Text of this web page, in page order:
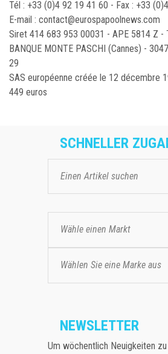
Tél : +33 (0)4 92 19 41 60 - Fax : +33
E-mail : contact@eurospapoolnews.com
Siret 414 683 953 00031 - APE 5814 Z -
BANQUE MONTE PASCHI (Cannes) -
29
SAS européenne créée le 12 décembre
449 euros
SCHNELLER
Wähle einen Markt
Wählen Sie eine Marke aus
NEWSLETTER
Um wöchentlich Neuigkeiten